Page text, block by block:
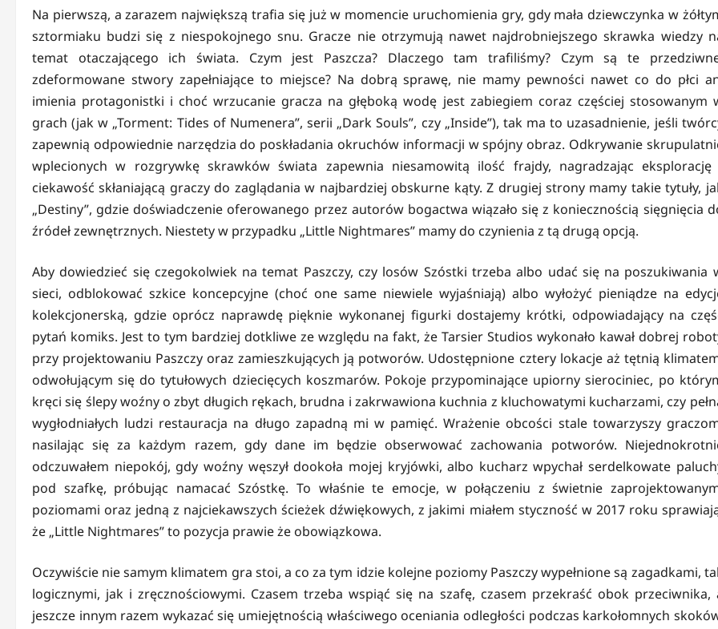
Na pierwszą, a zarazem największą trafia się już w momencie uruchomienia gry, gdy mała dziewczynka w
sztormiaku budzi się z niespokojnego snu. Gracze nie otrzymują nawet najdrobniejszego skrawka wiedzy
temat otaczającego ich świata. Czym jest Paszcza? Dlaczego tam trafiliśmy? Czym są te
zdeformowane stwory zapełniające to miejsce? Na dobrą sprawę, nie mamy pewności nawet co do płci
imienia protagonistki i choć wrzucanie gracza na głęboką wodę jest zabiegiem coraz częściej stosowanym
grach (jak w „Torment: Tides of Numenera”, serii „Dark Souls”, czy „Inside”), tak ma to uzasadnienie, jeśli
zapewnią odpowiednie narzędzia do poskładania okruchów informacji w spójny obraz. Odkrywanie
wplecionych w rozgrywkę skrawków świata zapewnia niesamowitą ilość frajdy, nagradzając
ciekawość skłaniającą graczy do zaglądania w najbardziej obskurne kąty. Z drugiej strony mamy takie tytuły,
„Destiny”, gdzie doświadczenie oferowanego przez autorów bogactwa wiązało się z koniecznością sięgnięcia
źródeł zewnętrznych. Niestety w przypadku „Little Nightmares” mamy do czynienia z tą drugą opcją.
Aby dowiedzieć się czegokolwiek na temat Paszczy, czy losów Szóstki trzeba albo udać się na poszukiwania
sieci, odblokować szkice koncepcyjne (choć one same niewiele wyjaśniają) albo wyłożyć pieniądze na
kolekcjonerską, gdzie oprócz naprawdę pięknie wykonanej figurki dostajemy krótki, odpowiadający na
pytań komiks. Jest to tym bardziej dotkliwe ze względu na fakt, że Tarsier Studios wykonało kawał dobrej
przy projektowaniu Paszczy oraz zamieszkujących ją potworów. Udostępnione cztery lokacje aż tętnią
odwołującym się do tytułowych dziecięcych koszmarów. Pokoje przypominające upiorny sierociniec, po
kręci się ślepy woźny o zbyt długich rękach, brudna i zakrwawiona kuchnia z kluchowatymi kucharzami, czy
wygłodniałych ludzi restauracja na długo zapadną mi w pamięć. Wrażenie obcości stale towarzyszy
nasilając się za każdym razem, gdy dane im będzie obserwować zachowania potworów.
odczuwałem niepokój, gdy woźny węszył dookoła mojej kryjówki, albo kucharz wpychał serdelkowate
pod szafkę, próbując namacać Szóstkę. To właśnie te emocje, w połączeniu z świetnie
poziomami oraz jedną z najciekawszych ścieżek dźwiękowych, z jakimi miałem styczność w 2017 roku
że „Little Nightmares” to pozycja prawie że obowiązkowa.
Oczywiście nie samym klimatem gra stoi, a co za tym idzie kolejne poziomy Paszczy wypełnione są zagadkami,
logicznymi, jak i zręcznościowymi. Czasem trzeba wspiąć się na szafę, czasem przekraść obok przeciwnika,
jeszcze innym razem wykazać się umiejętnością właściwego oceniania odległości podczas karkołomnych